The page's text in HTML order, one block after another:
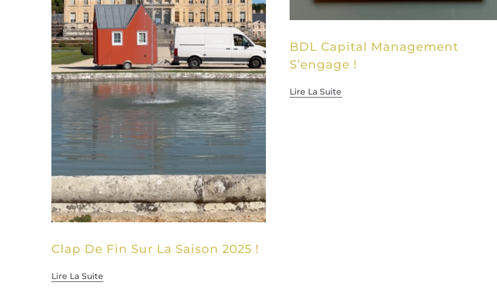
Clap De Fin Sur La Saison 2025 !
Lire La Suite
BDL Capital Management
S’engage !
Lire La Suite